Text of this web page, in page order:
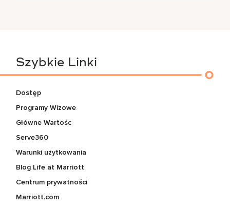
Szybkie Linki
Dostęp
Programy Wizowe
Główne Wartośc
Serve360
Warunki użytkowania
Blog Life at Marriott
Centrum prywatności
Marriott.com